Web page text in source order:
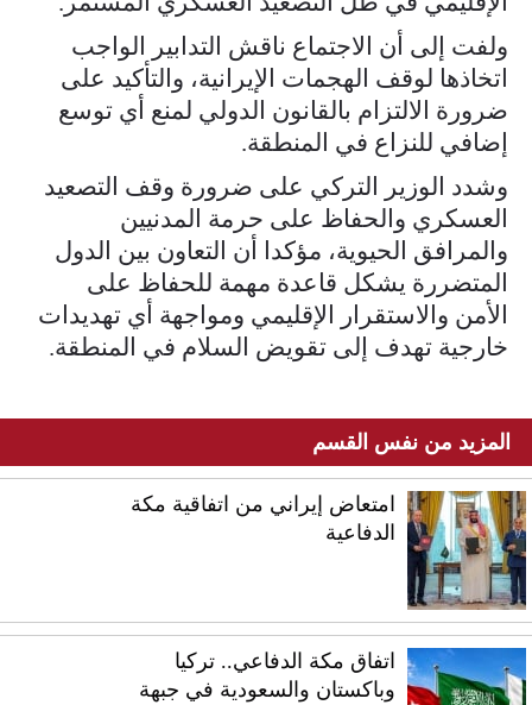
ولفت إلى أن الاجتماع ناقش التدابير الواجب
اتخاذها لوقف الهجمات الإيرانية، والتأكيد على
ضرورة الالتزام بالقانون الدولي لمنع أي توسع
إضافي للنزاع في المنطقة.
وشدد الوزير التركي على ضرورة وقف التصعيد
العسكري والحفاظ على حرمة المدنيين
والمرافق الحيوية، مؤكدا أن التعاون بين الدول
المتضررة يشكل قاعدة مهمة للحفاظ على
الأمن والاستقرار الإقليمي ومواجهة أي تهديدات
خارجية تهدف إلى تقويض السلام في المنطقة.
المزيد من نفس القسم
امتعاض إيراني من اتفاقية مكة
الدفاعية
اتفاق مكة الدفاعي.. تركيا
وباكستان والسعودية في جبهة